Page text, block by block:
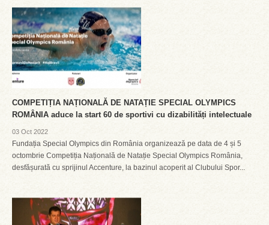
COMPETIȚIA NAȚIONALĂ DE NATAȚIE SPECIAL OLYMPICS
ROMÂNIA aduce la start 60 de sportivi cu dizabilități intelectuale
03 Oct 2022
Fundația Special Olympics din România organizează pe data de 4 și 5
octombrie Competiția Națională de Natație Special Olympics România,
desfășurată cu sprijinul Accenture, la bazinul acoperit al Clubului Spor...